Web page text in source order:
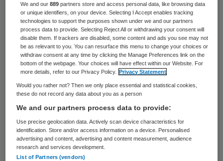
ziekenhuis zegt te weinig budget te krijgen
van zorgverzekeraars, zo meldt de NOS.
Dit jaar krijgt het ziekenhuis drie miljoen
euro van zorgverzekeraars voor de
behandeling van nieuwe genderpatiënten,
maar het ziekenhuis zegt zeker tien miljoen
nodig te hebben. “Ons budget is nu
ontoereikend”, aldus een woordvoerder
tegenover deNOS.
Vorige maand sprak het VUmc al de vrees
We and our889 partners store and access personal data, like browsing data
or unique identifiers, on your device. Selecting I Accept enables tracking
technologies to support the purposes shown under we and our partners
process data to provide. Selecting Reject All or withdrawing your consent will
disable them. If trackers are disabled, some content and ads you see may not
be as relevant to you. You can resurface this menu to change your choices or
withdraw consent at any time by clicking the Manage Preferences link on the
bottom of the webpage. Your choices will have effect within our Website. For
more details, refer to our Privacy Policy.
Privacy Statement
Would you rather not? Then we only place essential and statistical cookies,
these do not record any data about you as a person
We and our partners process data to provide:
Use precise geolocation data. Actively scan device characteristics for
identification. Store and/or access information on a device. Personalised
advertising and content, advertising and content measurement, audience
research and services development.
List of Partners (vendors)